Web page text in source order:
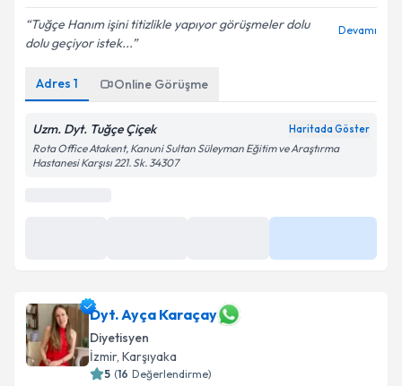
Tuğçe Hanım işini titizlikle yapıyor görüşmeler dolu
dolu geçiyor istek...
Adres 1 Online Görüşme
Uzm. Dyt. Tuğçe Çiçek
Rota Office Atakent, Kanuni Sultan Süleyman Eğitim ve Araştırma
Hastanesi Karşısı 221. Sk. 34307
Dyt. Ayça Karaçay
Diyetisyen
İzmir,Karşıyaka